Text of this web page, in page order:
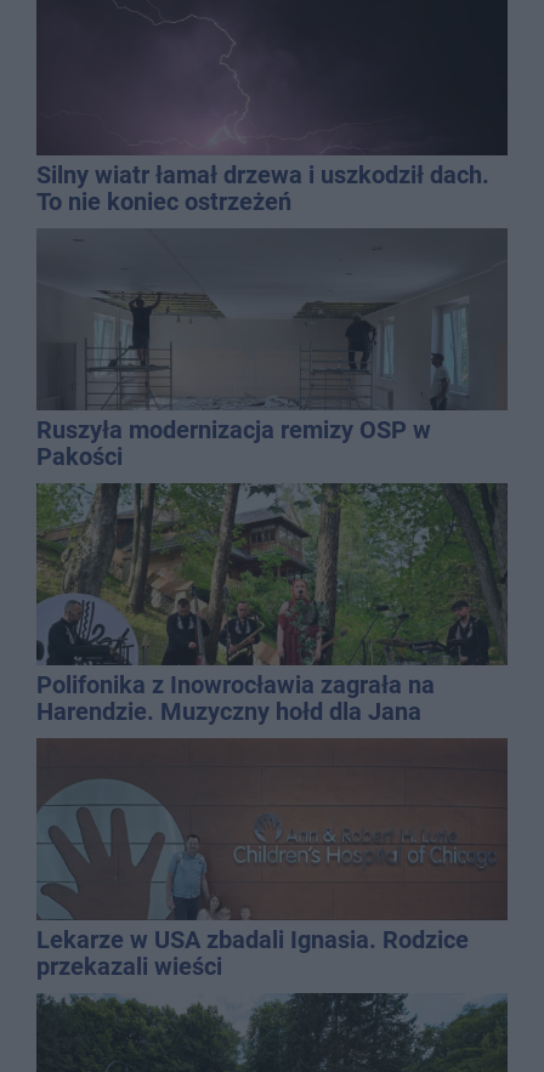
Silny wiatr łamał drzewa i uszkodził dach.
To nie koniec ostrzeżeń
Ruszyła modernizacja remizy OSP w
Pakości
Polifonika z Inowrocławia zagrała na
Harendzie. Muzyczny hołd dla Jana
Kasprowicza
Lekarze w USA zbadali Ignasia. Rodzice
przekazali wieści